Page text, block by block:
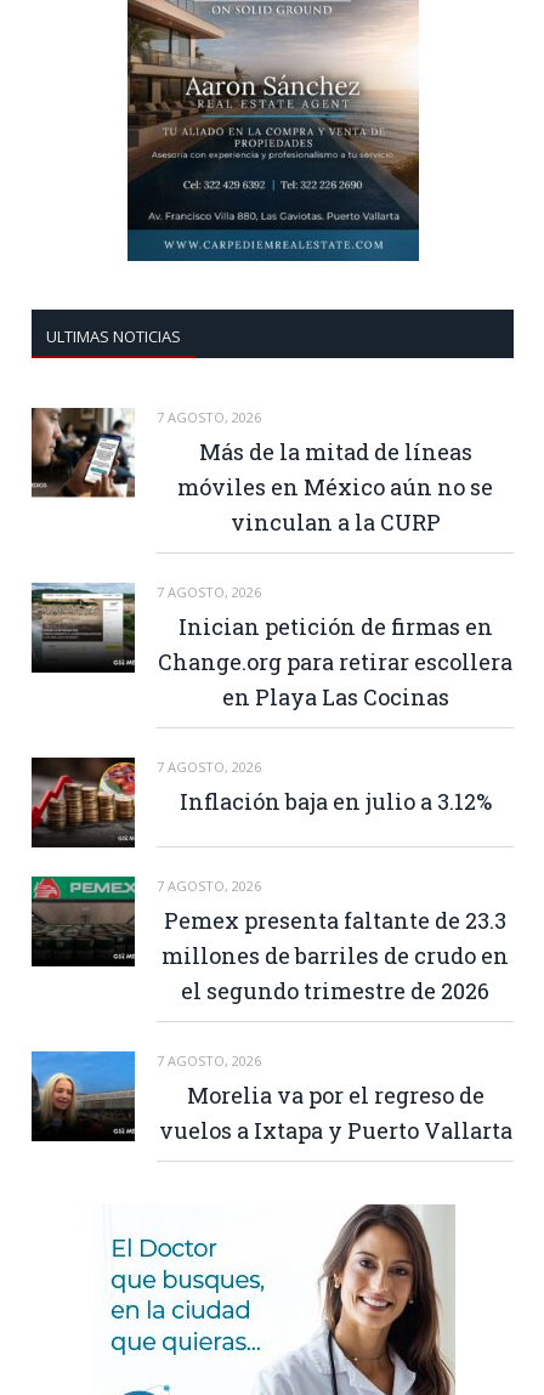
ULTIMAS NOTICIAS
7 AGOSTO, 2026
Más de la mitad de líneas
móviles en México aún no se
vinculan a la CURP
7 AGOSTO, 2026
Inician petición de firmas en
Change.org para retirar escollera
en Playa Las Cocinas
7 AGOSTO, 2026
Inflación baja en julio a 3.12%
7 AGOSTO, 2026
Pemex presenta faltante de 23.3
millones de barriles de crudo en
el segundo trimestre de 2026
7 AGOSTO, 2026
Morelia va por el regreso de
vuelos a Ixtapa y Puerto Vallarta